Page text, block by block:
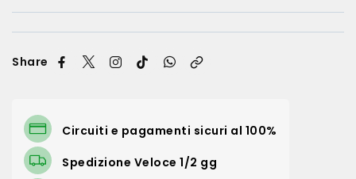
Share
Circuiti e pagamenti sicuri al 100%
Spedizione Veloce 1/2 gg